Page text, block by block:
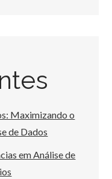
Maximizando o
de Dados
em Análise de